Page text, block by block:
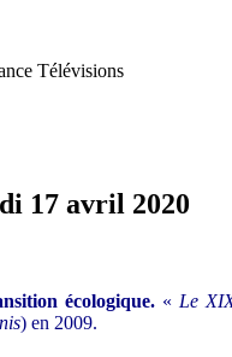
Télévisions
17 avril 2020
écologique. « Le
) en 2009.